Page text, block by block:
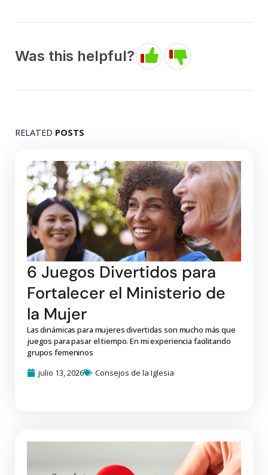
Was this helpful?
RELATED POSTS
6 Juegos Divertidos para
Fortalecer el Ministerio de
la Mujer
Las dinámicas para mujeres divertidas son mucho más que
juegos para pasar el tiempo. En mi experiencia facilitando
grupos femeninos
julio 13, 2026
Consejos de la Iglesia